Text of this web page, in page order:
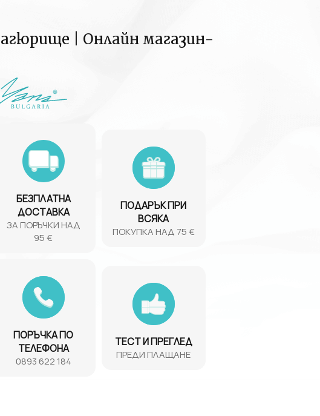
| Онлайн магазин-
БЕЗПЛАТНА
ДОСТАВКА
ЗА ПОРЪЧКИ НАД
95 €
ПОДАРЪК ПРИ
ВСЯКА
ПОКУПКА НАД 75 €
ПОРЪЧКА ПО
ТЕЛЕФОНА
0893 622 184
ТЕСТ И ПРЕГЛЕД
ПРЕДИ ПЛАЩАНЕ